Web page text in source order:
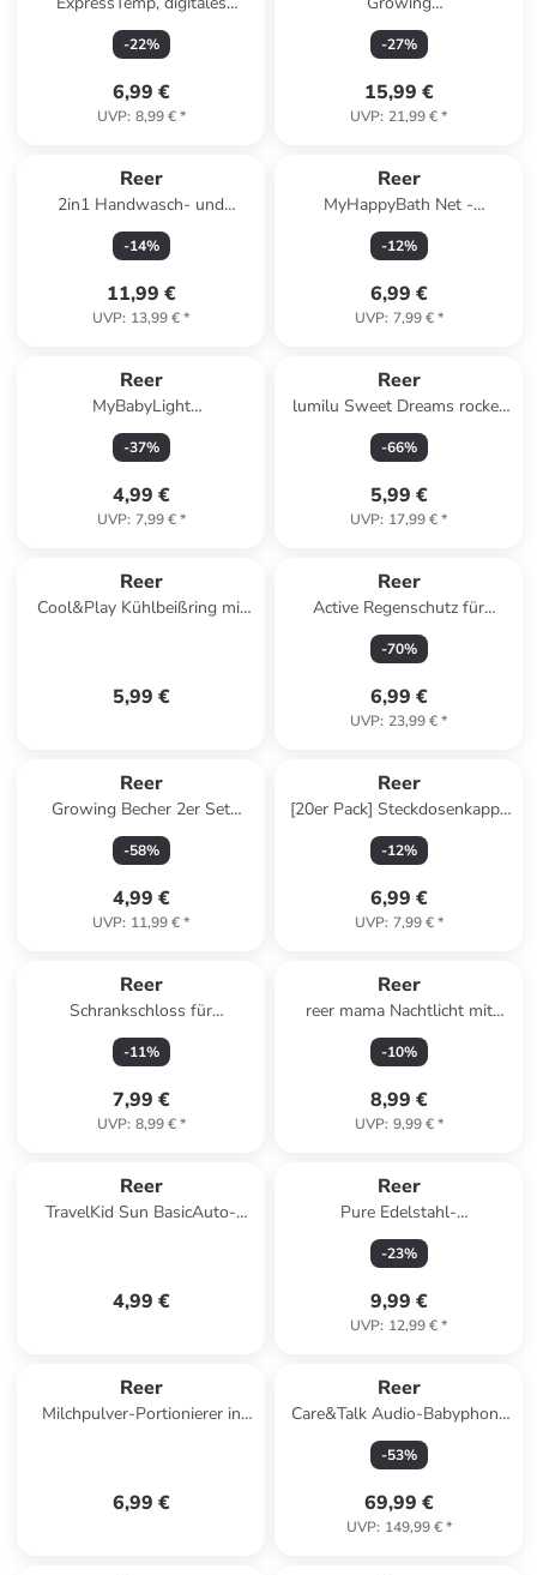
Express-Fieberthermometer in
Weiß ab 0 Monate
-22%
6,99 €
UVP: 8,99 €*
Kinderwagenorganizer mit
Wickelunterlage in Grau ab 0
-27%
15,99 €
UVP: 21,99 €*
Reer
2in1 Handwasch- und
Zahnputz-Timer in Weiß ab 2
Jahre
-14%
11,99 €
UVP: 13,99 €*
Reer
MyHappyBath Net -
Badespielzeug-Netz in Blau ab
3 Jahre
-12%
6,99 €
UVP: 7,99 €*
Reer
MyBabyLight
Beruhigungslicht in Grün ab 0
Monate
-37%
4,99 €
UVP: 7,99 €*
Reer
lumilu Sweet Dreams rocket
in Grau ab 0 Monate
-66%
5,99 €
UVP: 17,99 €*
Reer
Cool&Play Kühlbeißring mit
5,99 €
Reer
Active Regenschutz für
Buggys und Sportwagen in
Grau ab 0 Monate
-70%
6,99 €
UVP: 23,99 €*
Reer
Growing Becher 2er Set
blau/grau in Blau ab 6 Monate
-58%
4,99 €
UVP: 11,99 €*
Reer
[20er Pack] Steckdosenkappe
Weiß in Weiß ab 0 Monate
-12%
6,99 €
UVP: 7,99 €*
Reer
Schrankschloss für
Doppeltüren, grau in Grau ab
6 Jahre
-11%
7,99 €
UVP: 8,99 €*
Reer
reer mama Nachtlicht mit
Bewegungssensor in Weiß ab
18 Jahre
-10%
8,99 €
UVP: 9,99 €*
Reer
TravelKid Sun BasicAuto-
4,99 €
Reer
Pure Edelstahl-
Warmhaltebox, 300 ml in
Silberfarben ab 0 Monate
-23%
9,99 €
UVP: 12,99 €*
Reer
Milchpulver-Portionierer in
6,99 €
Reer
Care&Talk Audio-Babyphone
und Walkie-Talkie in Schwarz
ab 0 Monate
-53%
69,99 €
UVP: 149,99 €*